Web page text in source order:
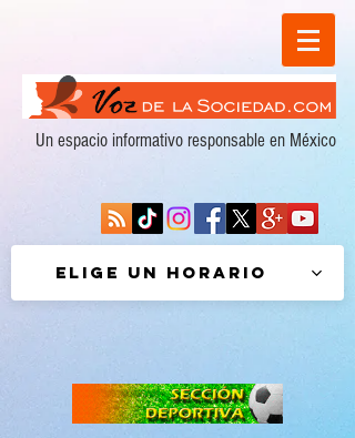
Un espacio informativo responsable en México
Elige un horario